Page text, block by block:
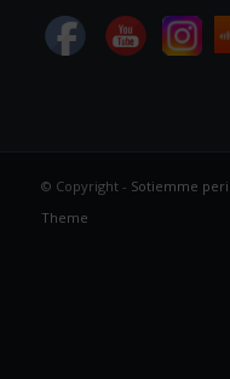
© Copyright - Sotiemme
Theme